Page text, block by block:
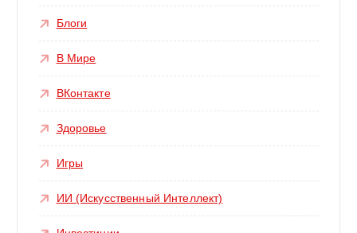
Блоги
В Мире
ВКонтакте
Здоровье
Игры
ИИ (Искусственный Интеллект)